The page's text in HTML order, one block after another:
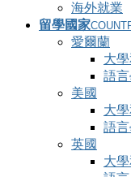
海外就業
留學國家
愛爾蘭
大
語言
美國
大
語言
英國
大